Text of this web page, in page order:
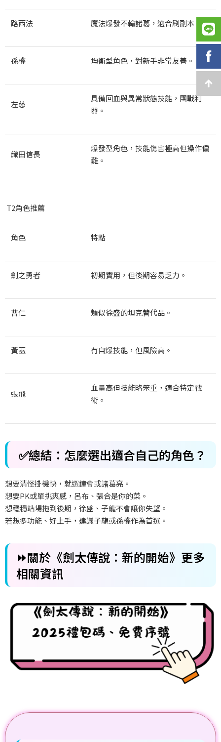
路西法 魔法爆發不輸諸葛，適合刷副本。
孫權 均衡型角色，對新手非常友善。
左慈
具備回血與異常狀態技能，團戰利
器。
織田信長
爆發型角色，技能傷害極高但操作偏
難。
T2角色推薦
角色 特點
劍之勇者 初期實用，但後期容易乏力。
曹仁 類似徐盛的坦克替代品。
黃蓋 有自爆技能，但風險高。
張飛
血量高但技能略笨重，適合特定戰
術。
✅總結：怎麼選出適合自己的角色？
想要清怪掛機快，就選鐘會或諸葛亮。
想要PK或單挑爽感，呂布、張合是你的菜。
想穩穩站場拖到後期，徐盛、子龍不會讓你失望。
若想多功能、好上手，建議子龍或孫權作為首選。
⏩關於《劍太傳說：新的開始》更多
相關資訊